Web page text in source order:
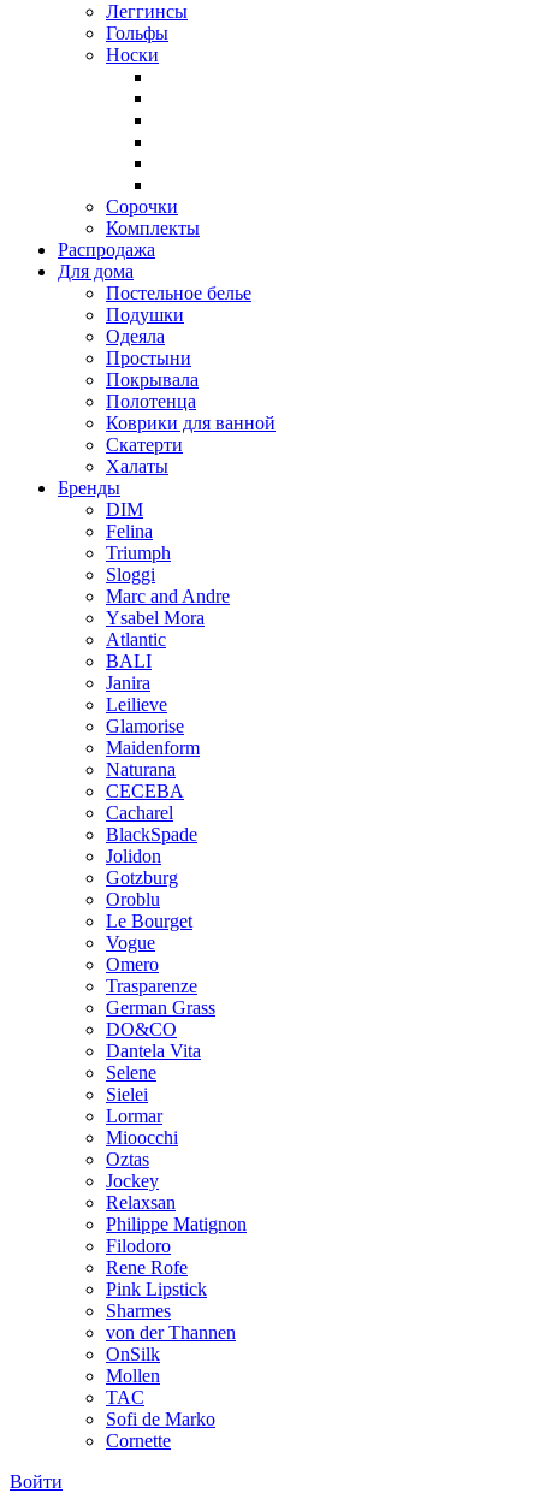
Леггинсы
Гольфы
Носки
Сорочки
Комплекты
Распродажа
Для дома
Постельное белье
Подушки
Одеяла
Простыни
Покрывала
Полотенца
Коврики для ванной
Скатерти
Халаты
Бренды
DIM
Felina
Triumph
Sloggi
Marc and Andre
Ysabel Mora
Atlantic
BALI
Janira
Leilieve
Glamorise
Maidenform
Naturana
CECEBA
Cacharel
BlackSpade
Jolidon
Gotzburg
Oroblu
Le Bourget
Vogue
Omero
Trasparenze
German Grass
DO&CO
Dantela Vita
Selene
Sielei
Lormar
Mioocchi
Oztas
Jockey
Relaxsan
Philippe Matignon
Filodoro
Rene Rofe
Pink Lipstick
Sharmes
von der Thannen
OnSilk
Mollen
TAC
Sofi de Marko
Cornette
Войти